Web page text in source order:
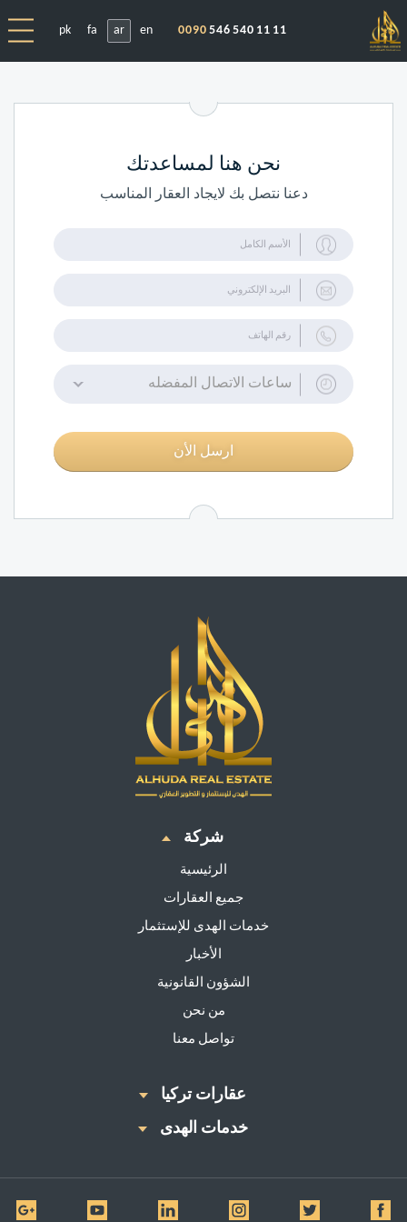
0090 546 540 11 11
en
ar
fa
pk
نحن هنا لمساعدتك
دعنا نتصل بك لايجاد العقار المناسب
ساعات الاتصال المفضله
ارسل الأن
شركة
الرئيسية
جميع العقارات
خدمات الهدى للإستثمار
الأخبار
الشؤون القانونية
من نحن
تواصل معنا
عقارات تركيا
خدمات الهدى